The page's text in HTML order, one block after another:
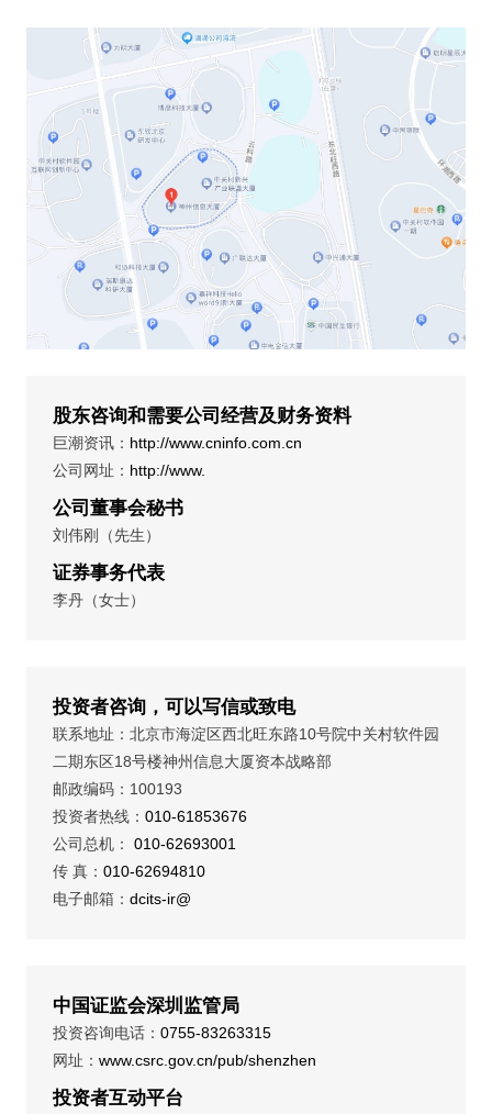
股东咨询和需要公司经营及财务资料
巨潮资讯： http://www.cninfo.com.cn
公司网址： http://www.
公司董事会秘书
刘伟刚（先生）
证券事务代表
李丹（女士）
投资者咨询，可以写信或致电
联系地址：北京市海淀区西北旺东路10号院中关村软件园
二期东区18号楼神州信息大厦资本战略部
邮政编码：100193
投资者热线： 010-61853676
公司总机： 010-62693001
传 真： 010-62694810
电子邮箱： dcits-ir@
中国证监会深圳监管局
投资咨询电话： 0755-83263315
网址： www.csrc.gov.cn/pub/shenzhen
投资者互动平台